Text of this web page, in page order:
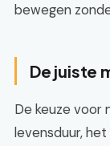
bewegen
De juiste
De keuze voor
levensduur,